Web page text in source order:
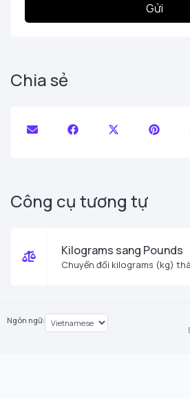
Gửi
Chia sẻ
Công cụ tương tự
Kilograms sang Pounds
Ngôn ngữ: